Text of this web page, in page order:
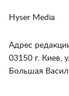
Hyser Media
Адрес
03150 г. Киев,
Большая